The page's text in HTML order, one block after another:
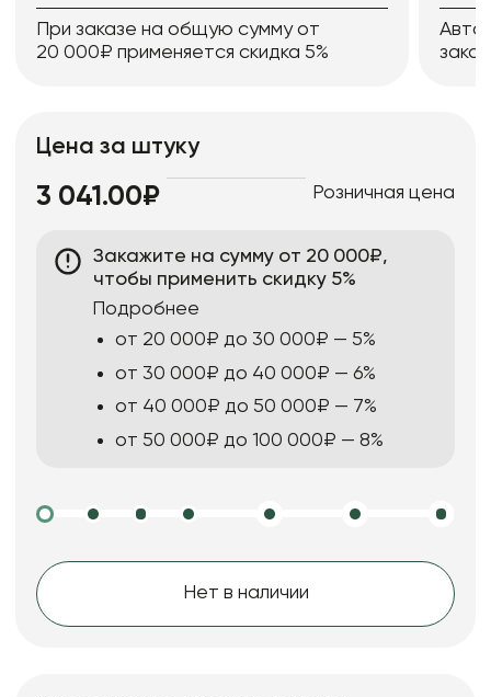
При заказе на общую сумму от
20 000₽ применяется скидка 5%
Цена за штуку
3 041.00₽ Розничная цена
Закажите на сумму от 20 000₽,
чтобы применить скидку 5%
Подробнее
от 20 000₽ до 30 000₽ — 5%
от 30 000₽ до 40 000₽ — 6%
от 40 000₽ до 50 000₽ — 7%
от 50 000₽ до 100 000₽ — 8%
Нет в наличии